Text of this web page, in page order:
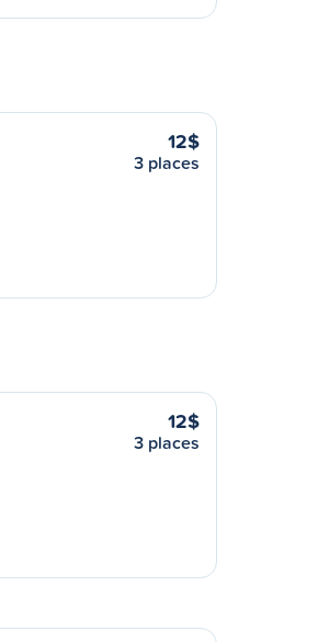
12$
3 places
12$
3 places